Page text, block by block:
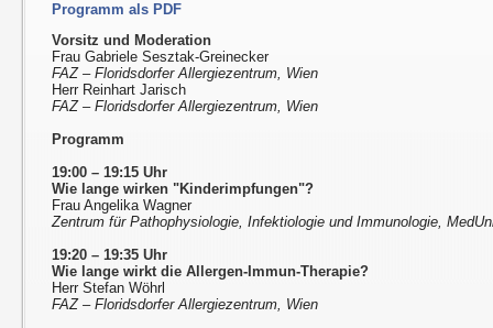
Programm als PDF
Vorsitz und Moderation
Frau Gabriele Sesztak-Greinecker
FAZ – Floridsdorfer Allergiezentrum, Wien
Herr Reinhart Jarisch
FAZ – Floridsdorfer Allergiezentrum, Wien
Programm
19:00 – 19:15 Uhr
Wie lange wirken "Kinderimpfungen"?
Frau Angelika Wagner
Zentrum für Pathophysiologie, Infektiologie und Immunologie,
19:20 – 19:35 Uhr
Wie lange wirkt die Allergen-Immun-Therapie?
Herr Stefan Wöhrl
FAZ – Floridsdorfer Allergiezentrum, Wien